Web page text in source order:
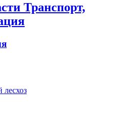
Транспорт,
лесхоз